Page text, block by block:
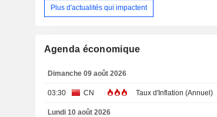
Plus d'actualités qui impactent
Agenda économique
Dimanche 09 août 2026
03:30 CN Taux d'Inflation (Annuel)
Lundi 10 août 2026